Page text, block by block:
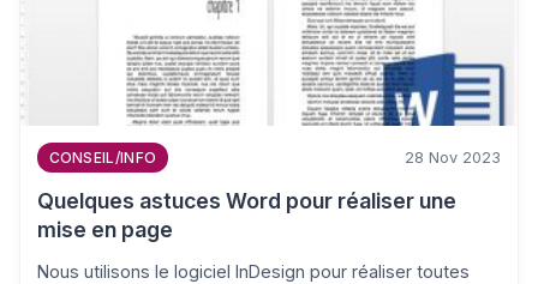
CONSEIL/INFO 28 Nov 2023
Quelques astuces Word pour réaliser une
mise en page
Nous utilisons le logiciel InDesign pour réaliser toutes